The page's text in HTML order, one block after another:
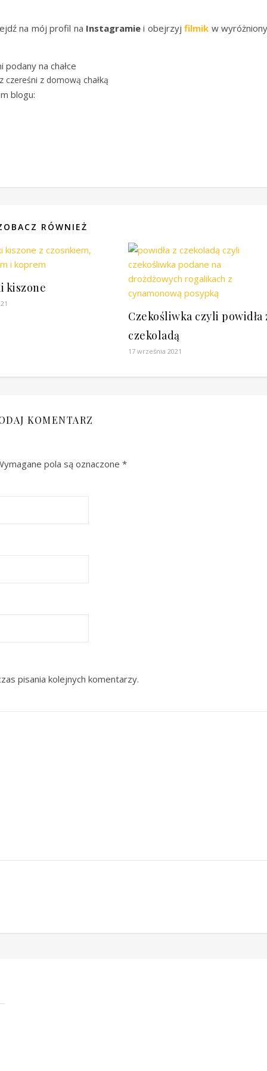
na mój profil na Instagramiei obejrzyjfilmik w
czereśni z domową chałką
blogu:
RÓWNIEŻ
kiszone
Czekośliwka czyli powidła
czekoladą
17 września 2021
KOMENTARZ
pola są oznaczone *
pisania kolejnych komentarzy.